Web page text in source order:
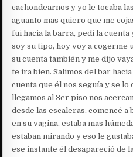
cachondearnos y yo le tocaba
aguanto mas quiero que me
fui hacia la barra, pedí la
soy su tipo, hoy voy a cogerme
su cuenta también y me dijo
te ira bien. Salimos del bar
cuenta que él nos seguía y se lo
llegamos al 3er piso nos
desde las escaleras, comencé
en su vagina, estaba mas
estaban mirando y eso le
ese instante él desapareció de